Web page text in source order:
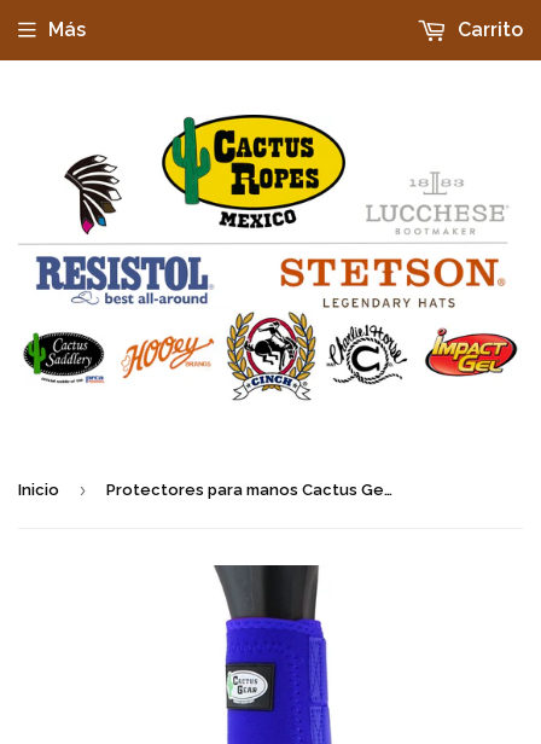
Más Carrito
Inicio › Protectores para manos Cactus Gear color Royal